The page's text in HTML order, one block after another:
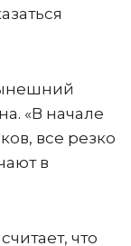
«В начале
все резко
в
что